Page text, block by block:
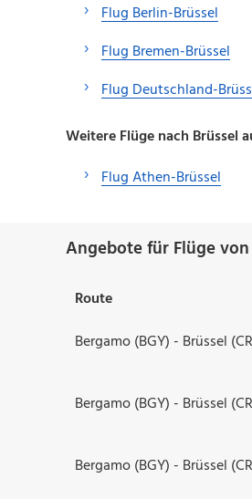
Flug Berlin-Brüssel
Flug Bremen-Brüssel
Flug Deutschland-
Weitere Flüge nach Brüssel
Flug Athen-Brüssel
Angebote für Flüge
Route
Bergamo (BGY) - Brüssel
Bergamo (BGY) - Brüssel
Bergamo (BGY) - Brüssel